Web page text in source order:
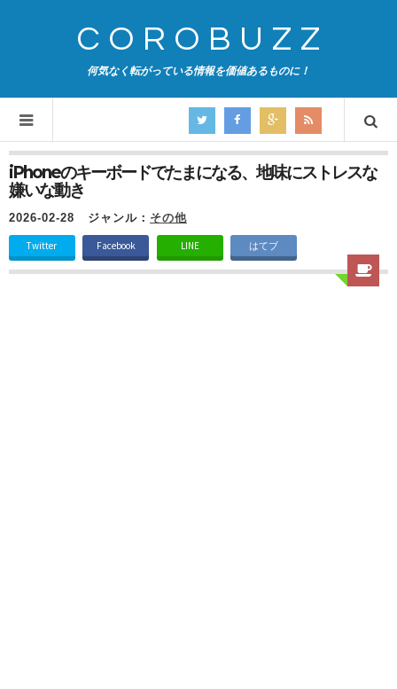
COROBUZZ
何気なく転がっている情報を価値あるものに！
iPhoneのキーボードでたまになる、地味にストレスな
嫌いな動き
2026-02-28 ジャンル： その他
Twitter Facebook LINE はてブ